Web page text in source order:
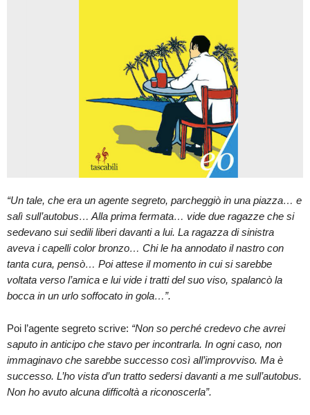
“Un tale, che era un agente segreto, parcheggiò in una piazza… e
salì sull’autobus… Alla prima fermata… vide due ragazze che si
sedevano sui sedili liberi davanti a lui. La ragazza di sinistra
aveva i capelli color bronzo… Chi le ha annodato il nastro con
tanta cura, pensò… Poi attese il momento in cui si sarebbe
voltata verso l’amica e lui vide i tratti del suo viso, spalancò la
bocca in un urlo soffocato in gola…”.
Poi l’agente segreto scrive: “Non so perché credevo che avrei
saputo in anticipo che stavo per incontrarla. In ogni caso, non
immaginavo che sarebbe successo così all’improvviso. Ma è
successo. L’ho vista d’un tratto sedersi davanti a me sull’autobus.
Non ho avuto alcuna difficoltà a riconoscerla”.